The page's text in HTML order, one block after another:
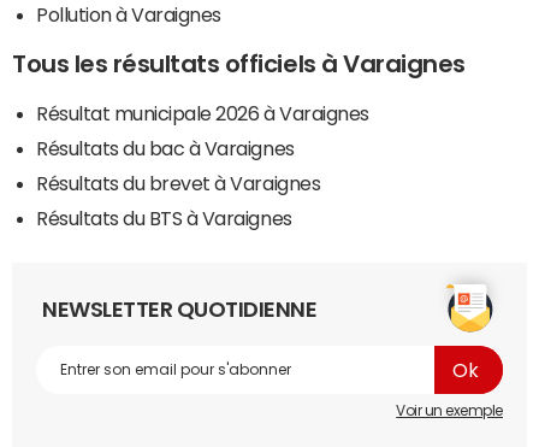
Pollution à Varaignes
Tous les résultats officiels à Varaignes
Résultat municipale 2026 à Varaignes
Résultats du bac à Varaignes
Résultats du brevet à Varaignes
Résultats du BTS à Varaignes
NEWSLETTER QUOTIDIENNE
Voir un exemple